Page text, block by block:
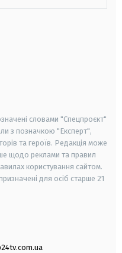
словами "Спецпроєкт"
з позначкою "Експерт",
та героїв. Редакція може
щодо реклами та правил
користування сайтом.
для осіб старше 21